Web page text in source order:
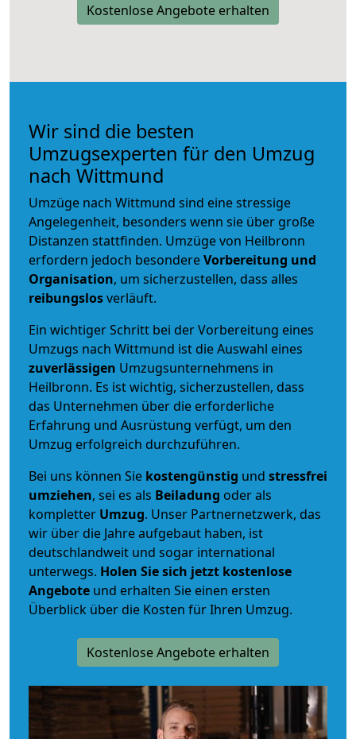
Kostenlose Angebote erhalten
Wir sind die besten
Umzugsexperten für den Umzug
nach Wittmund
Umzüge nach Wittmund sind eine stressige
Angelegenheit, besonders wenn sie über große
Distanzen stattfinden. Umzüge von Heilbronn
erfordern jedoch besondereVorbereitung und
Organisation, um sicherzustellen, dass alles
reibungslosverläuft.
Ein wichtiger Schritt bei der Vorbereitung eines
Umzugs nach Wittmund ist die Auswahl eines
zuverlässigen Umzugsunternehmens in
Heilbronn. Es ist wichtig, sicherzustellen, dass
das Unternehmen über die erforderliche
Erfahrung und Ausrüstung verfügt, um den
Umzug erfolgreich durchzuführen.
Bei uns können Sie kostengünstig und stressfrei
umziehen, sei es als Beiladung oder als
kompletter Umzug. Unser Partnernetzwerk, das
wir über die Jahre aufgebaut haben, ist
deutschlandweit und sogar international
unterwegs. Holen Sie sich jetzt kostenlose
Angebote und erhalten Sie einen ersten
Überblick über die Kosten für Ihren Umzug.
Kostenlose Angebote erhalten